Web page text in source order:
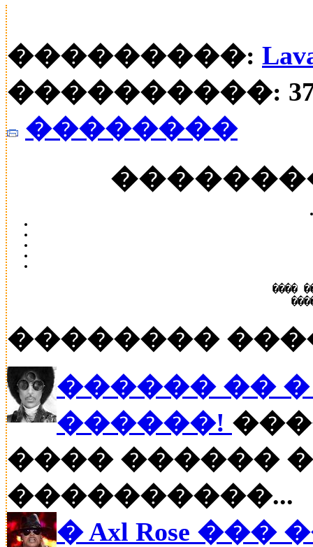
���������:
����������:
��������
����
��������
������ �� �
������!
���� ������
����������...
� Axl Rose